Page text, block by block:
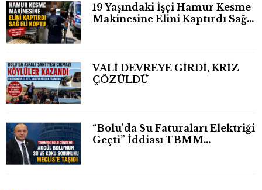
19 Yaşındaki İşçi Hamur Kesme
Makinesine Elini Kaptırdı Sağ
VALİ DEVREYE GİRDİ, KRİZ
ÇÖZÜLDÜ
“Bolu'da Su Faturaları Elektriği
Geçti” İddiası TBMM